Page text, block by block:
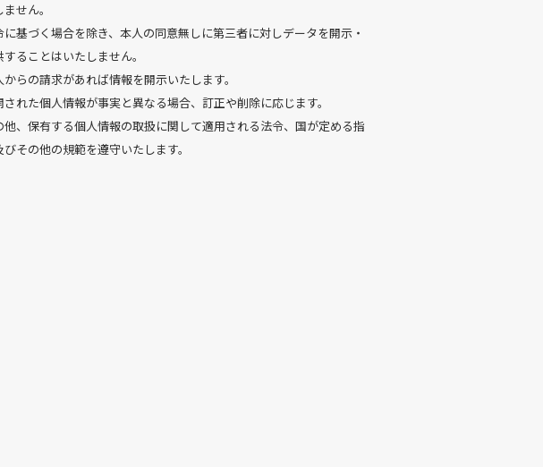
せん。
に基づく場合を除き、本人の同意無しに第三者に対しデータを開示・
することはいたしません。
からの請求があれば情報を開示いたします。
された個人情報が事実と異なる場合、訂正や削除に応じます。
他、保有する個人情報の取扱に関して適用される法令、国が定める指
びその他の規範を遵守いたします。